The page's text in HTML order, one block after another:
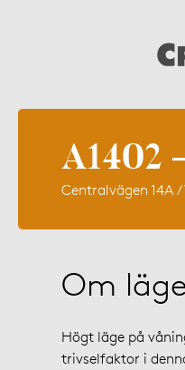
A1402
Centralvägen 14A
Om
Högt läge på
trivselfaktor i